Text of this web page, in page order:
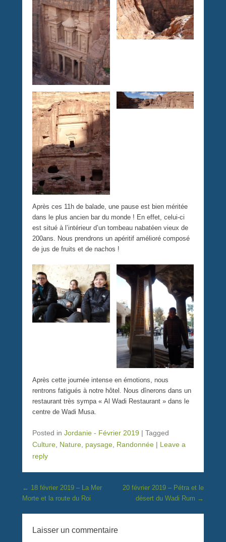
Après ces 11h de balade, une pause est bien méritée
dans le plus ancien bar du monde ! En effet, celui-ci
est situé à l’intérieur d’un tombeau nabatéen vieux de
200ans. Nous prendrons un apéritif amélioré composé
de jus de fruits et de nachos !
Après cette journée intense en émotions, nous
rentrons fatigués à notre hôtel. Nous dînerons dans un
restaurant très sympa « Al Wadi Restaurant » dans le
centre de Wadi Musa.
Posted in Jordanie - Février 2019 | Tagged
Culture Nature paysage Randonnée | Leave a
reply
Post navigation
← 18 février 2019 – La Mer
Morte et la route du Roi
20 février 2019 – Pétra et le
désert du Wadi Rum →
Laisser un commentaire